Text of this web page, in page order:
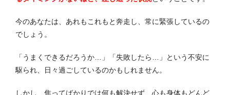
今のあなたは、あれもこれもと奔走し、常に緊張しているの
でしょう。
「うまくできるだろうか…」「失敗したら…」という不安に
駆られ、日々過ごしているのかもしれません。
しかし、焦ってばかりでは何も解決せず、心も身体もどんど